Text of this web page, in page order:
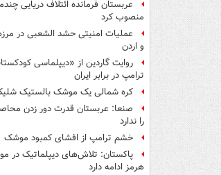
عربستان فرمانده ائتلاف دریایی
منصوب کرد
عملیات امنیتی حشد الشعبی در
و اردن
روایت گاردین از «دیپلماسی
ترامپ در برابر ایران
کره شمالی یک موشک بالستیک
صنعا: عربستان قدرت دور زدن
را ندارد
خشم ترامپ از افشای کمبود موشک
پاکستان: تلاش‌های دیپلماتیک در
هرمز ادامه دارد